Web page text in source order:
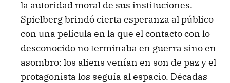
la autoridad moral de sus instituciones.
Spielberg brindó cierta esperanza al público
con una película en la que el contacto con lo
desconocido no terminaba en guerra sino en
asombro: los aliens venían en son de paz y el
protagonista los seguía al espacio. Décadas